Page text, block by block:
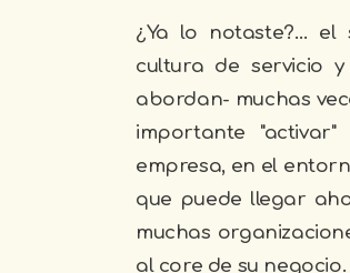
¿Ya lo notaste?… el
cultura de servicio
abordan- muchas
importante
empresa, en el
que puede llegar
muchas
al core de su negocio.